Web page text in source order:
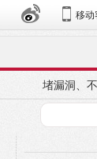
移动
堵漏洞、